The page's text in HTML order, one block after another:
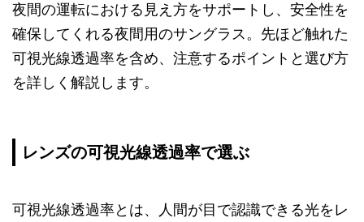
夜間の運転における見え方をサポートし、安全性を
確保してくれる夜間用のサングラス。先ほど触れた
可視光線透過率を含め、注意するポイントと選び方
を詳しく解説します。
レンズの可視光線透過率で選ぶ
可視光線透過率とは、人間が目で認識できる光をレ